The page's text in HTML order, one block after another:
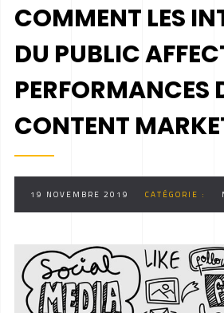
COMMENT LES
DU PUBLIC
PERFORMANCES
CONTENT
19 NOVEMBRE 2019 CATÉGORIE :